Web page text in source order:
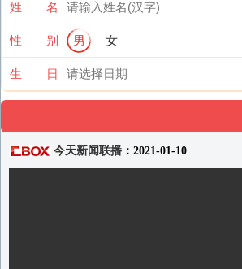
姓 名
性 别 男 女
生 日
今天新闻联播 ：2021-01-10